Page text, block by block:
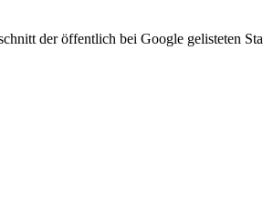
der öffentlich bei Google gelisteten